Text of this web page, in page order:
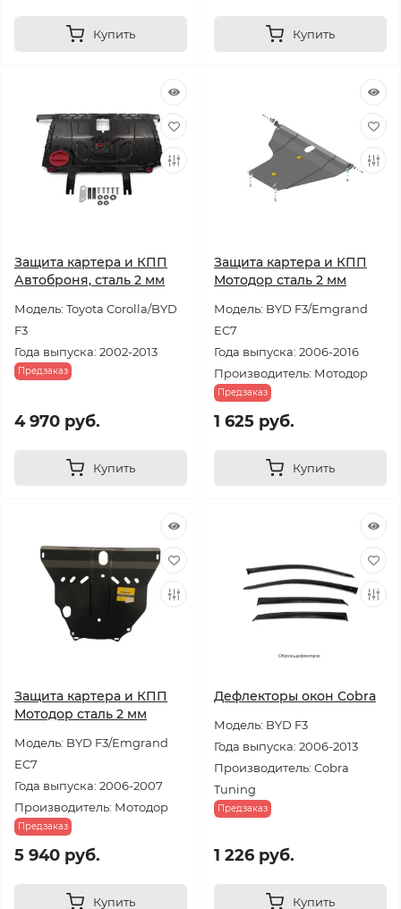
Купить Купить
Защита картера и КПП
Автоброня, сталь 2 мм
Модель: Toyota Corolla/BYD
F3
Года выпуска: 2002-2013
Предзаказ
4 970 руб.
Купить
Защита картера и КПП
Мотодор сталь 2 мм
Модель: BYD F3/Emgrand
EC7
Года выпуска: 2006-2016
Производитель: Мотодор
Предзаказ
1 625 руб.
Купить
Защита картера и КПП
Мотодор сталь 2 мм
Модель: BYD F3/Emgrand
EC7
Года выпуска: 2006-2007
Производитель: Мотодор
Предзаказ
5 940 руб.
Купить
Дефлекторы окон Cobra
Модель: BYD F3
Года выпуска: 2006-2013
Производитель: Cobra
Tuning
Предзаказ
1 226 руб.
Купить